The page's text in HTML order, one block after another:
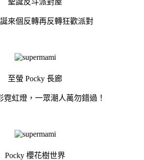
來個反轉再反轉狂歡派對
至螢 Pocky 長廊
霓虹燈，一眾潮人萬勿錯過！
Pocky 櫻花樹世界